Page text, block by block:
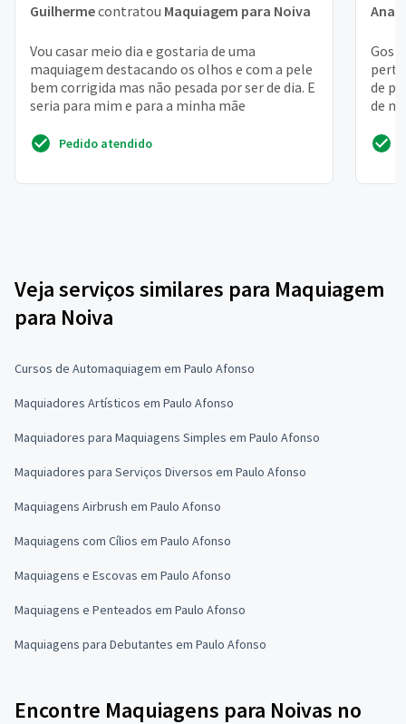
Guilhermecontratou Maquiagem para Noiva
Vou casar meio dia e gostaria de uma
maquiagem destacando os olhos e com a pele
bem corrigida mas não pesada por ser de dia. E
seria para mim e para a minha mãe
Pedido atendido
Ana
de
de
Veja serviços similares para Maquiagem
para Noiva
Cursos de Automaquiagem em Paulo Afonso
Maquiadores Artísticos em Paulo Afonso
Maquiadores para Maquiagens Simples em Paulo Afonso
Maquiadores para Serviços Diversos em Paulo Afonso
Maquiagens Airbrush em Paulo Afonso
Maquiagens com Cílios em Paulo Afonso
Maquiagens e Escovas em Paulo Afonso
Maquiagens e Penteados em Paulo Afonso
Maquiagens para Debutantes em Paulo Afonso
Encontre Maquiagens para Noivas no